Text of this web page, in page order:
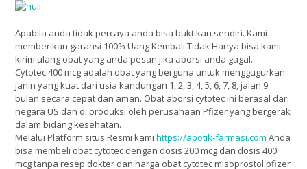
Apabila anda tidak percaya anda bisa buktikan sendiri. Kami
memberikan garansi 100% Uang Kembali Tidak Hanya bisa kami
kirim ulang obat yang anda pesan jika aborsi anda gagal.
Cytotec 400 mcg adalah obat yang berguna untuk menggugurkan
janin yang kuat dari usia kandungan 1, 2, 3, 4, 5, 6, 7, 8, jalan 9
bulan secara cepat dan aman. Obat aborsi cytotec ini berasal dari
negara US dan di produksi oleh perusahaan Pfizer yang bergerak
dalam bidang kesehatan.
Melalui Platform situs Resmi kami https://apotik-farmasi.com Anda
bisa membeli obat cytotec dengan dosis 200 mcg dan dosis 400
mcg tanpa resep dokter dan harga obat cytotec misoprostol pfizer